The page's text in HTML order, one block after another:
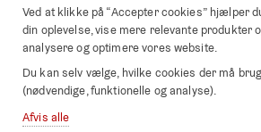
Ved at klikke på “Accepter cookies” hjælper
din oplevelse, vise mere relevante produkter
analysere og optimere vores website.
Du kan selv vælge, hvilke cookies der må
(nødvendige, funktionelle og analyse).
Afvis alle
Om os
Ofte stillede spørgsmål
Fortrydelsesforespørgsel